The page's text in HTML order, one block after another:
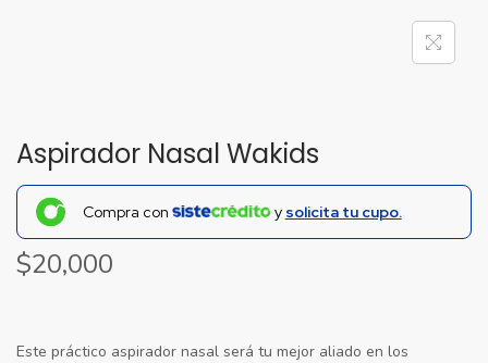
Aspirador Nasal Wakids
Compra con y solicita tu cupo.
$20,000
Este práctico aspirador nasal será tu mejor aliado en los